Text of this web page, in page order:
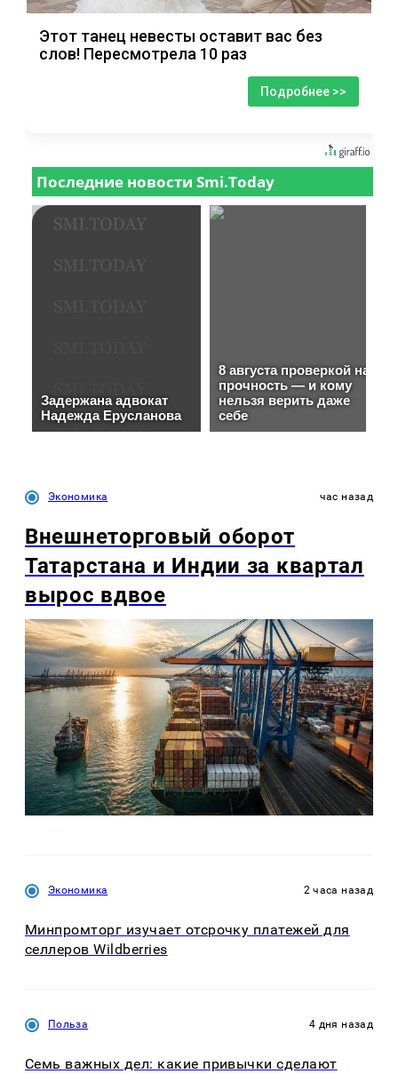
Этот танец невесты оставит вас без
слов! Пересмотрела 10 раз
Подробнее >>
Экономика час назад
Внешнеторговый оборот
Татарстана и Индии за квартал
вырос вдвое
Экономика 2 часа назад
Минпромторг изучает отсрочку платежей для
селлеров Wildberries
Польза 4 дня назад
Семь важных дел: какие привычки сделают